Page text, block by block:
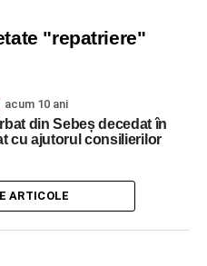
"repatriere"
acum 10 ani
din Sebeș decedat în
cu ajutorul consilierilor
ARTICOLE